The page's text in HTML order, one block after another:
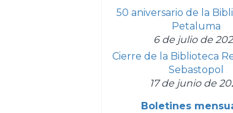
50 aniversario de la
Petaluma
6 de julio de
Cierre de la Biblioteca
Sebastopol
17 de junio de
Boletines